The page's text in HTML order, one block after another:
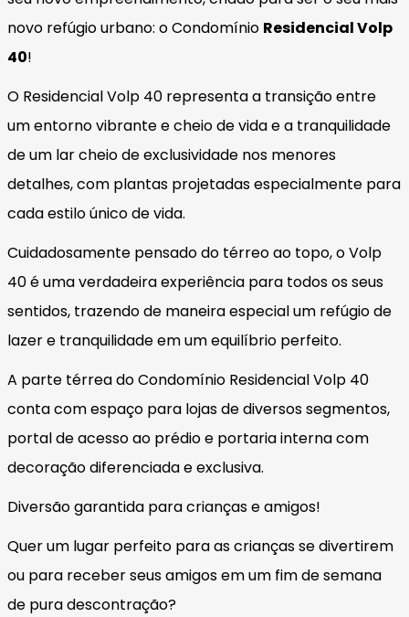
novo refúgio urbano: o Condomínio Residencial Volp
40!
O Residencial Volp 40 representa a transição entre
um entorno vibrante e cheio de vida e a tranquilidade
de um lar cheio de exclusividade nos menores
detalhes, com plantas projetadas especialmente para
cada estilo único de vida.
Cuidadosamente pensado do térreo ao topo, o Volp
40 é uma verdadeira experiência para todos os seus
sentidos, trazendo de maneira especial um refúgio de
lazer e tranquilidade em um equilíbrio perfeito.
A parte térrea do Condomínio Residencial Volp 40
conta com espaço para lojas de diversos segmentos,
portal de acesso ao prédio e portaria interna com
decoração diferenciada e exclusiva.
Diversão garantida para crianças e amigos!
Quer um lugar perfeito para as crianças se divertirem
ou para receber seus amigos em um fim de semana
de pura descontração?